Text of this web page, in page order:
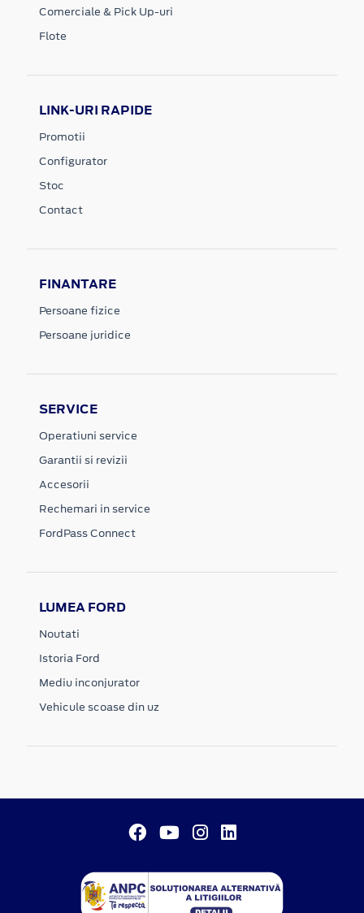
Comerciale & Pick Up-uri
Flote
LINK-URI RAPIDE
Promotii
Configurator
Stoc
Contact
FINANTARE
Persoane fizice
Persoane juridice
SERVICE
Operatiuni service
Garantii si revizii
Accesorii
Rechemari in service
FordPass Connect
LUMEA FORD
Noutati
Istoria Ford
Mediu inconjurator
Vehicule scoase din uz